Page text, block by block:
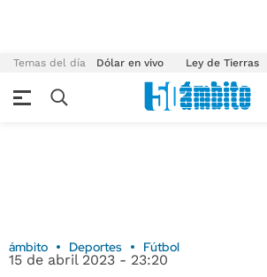
Temas del día Dólar en vivo Ley de Tierras
ámbito Deportes Fútbol
15 de abril 2023 - 23:20